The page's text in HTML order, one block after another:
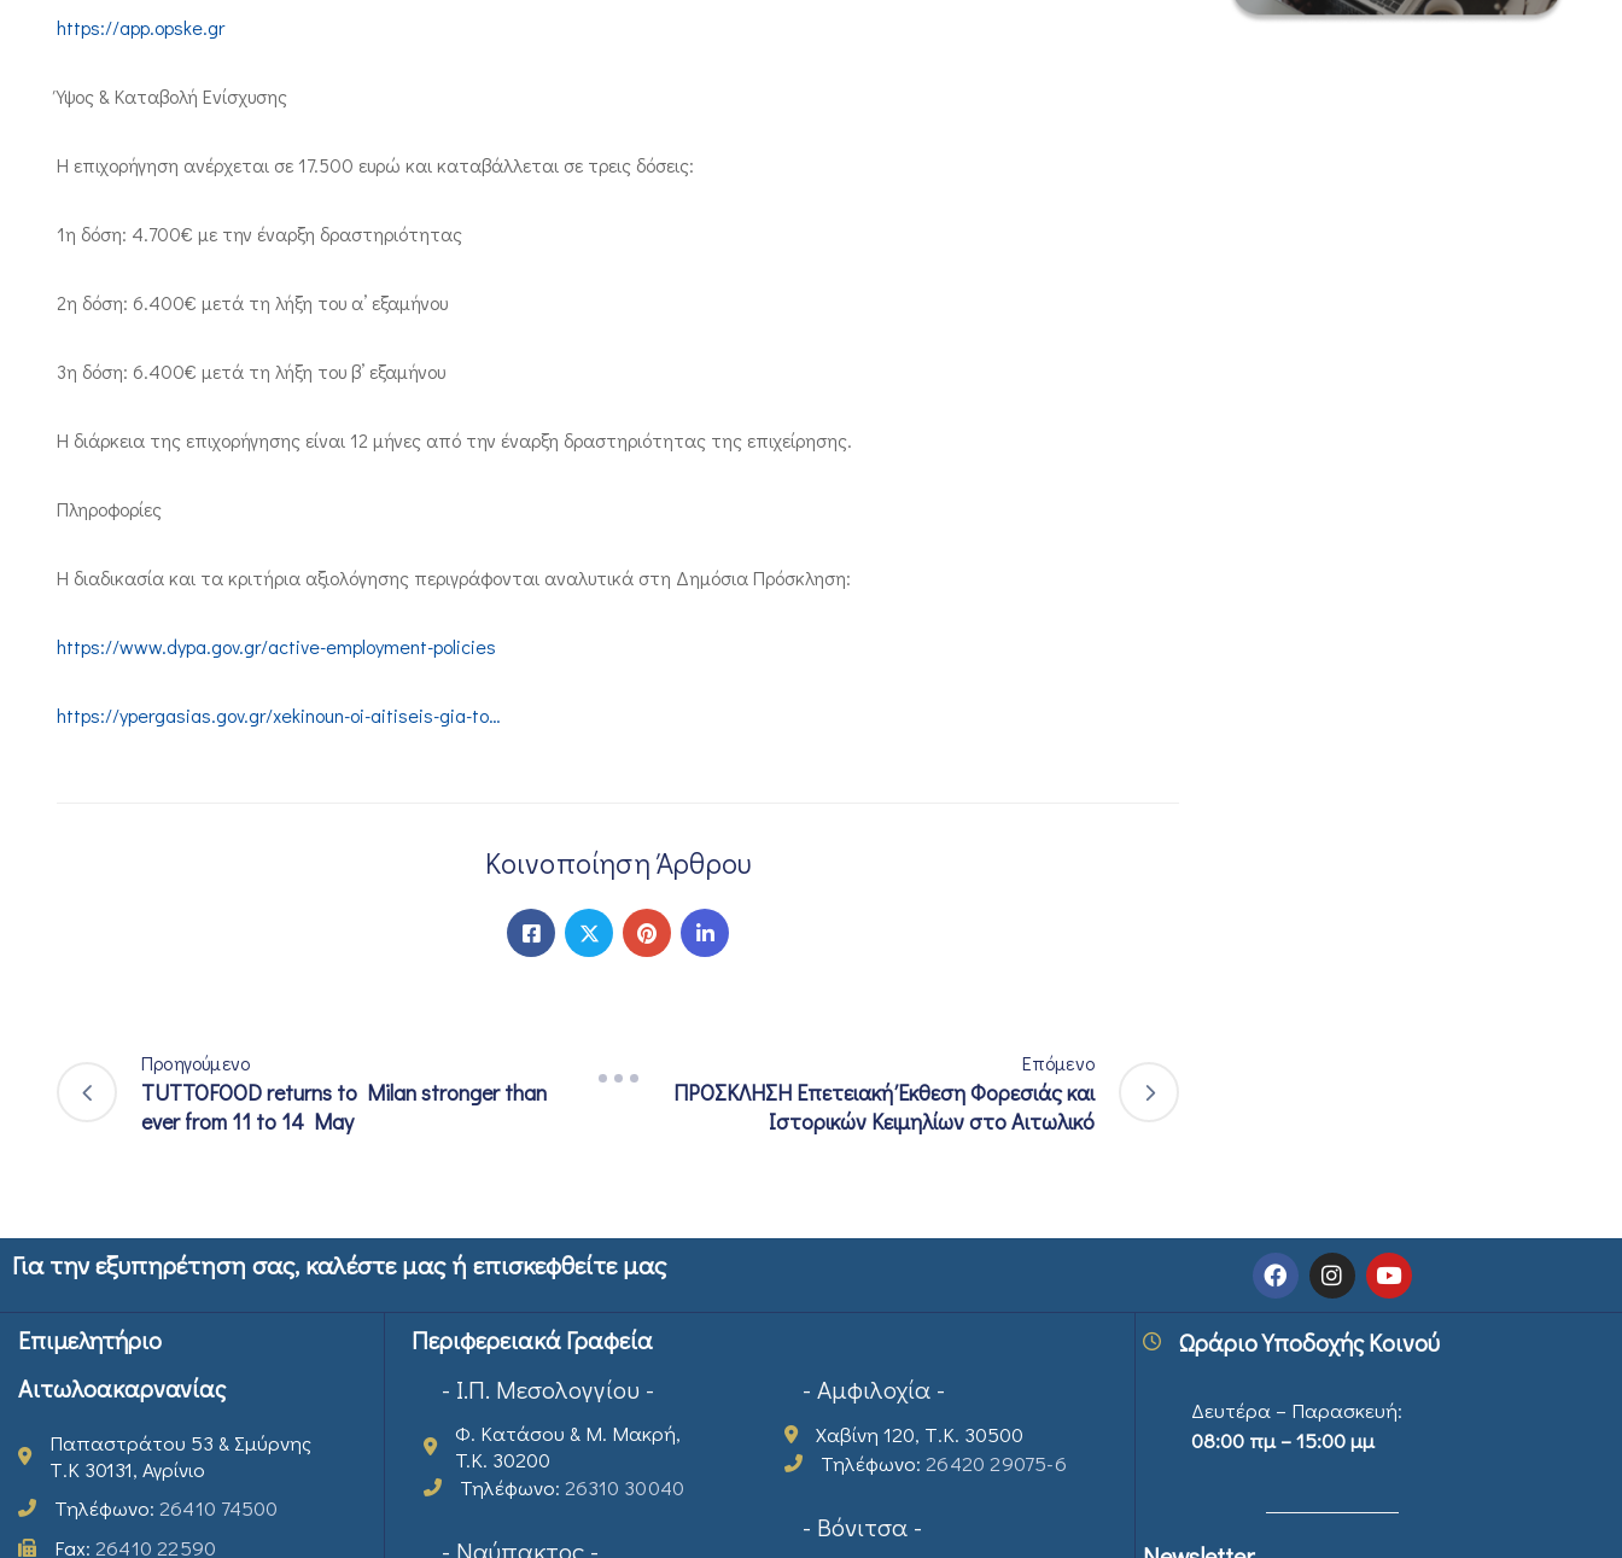
https://app.opske.gr
Ύψος & Καταβολή Ενίσχυσης
Η επιχορήγηση ανέρχεται σε 17.500 ευρώ και καταβάλλεται σε τρεις δόσεις:
1η δόση: 4.700€ με την έναρξη δραστηριότητας
2η δόση: 6.400€ μετά τη λήξη του α’ εξαμήνου
3η δόση: 6.400€ μετά τη λήξη του β’ εξαμήνου
Η διάρκεια της επιχορήγησης είναι 12 μήνες από την έναρξη δραστηριότητας της επιχείρησης.
Πληροφορίες
Η διαδικασία και τα κριτήρια αξιολόγησης περιγράφονται αναλυτικά στη Δημόσια Πρόσκληση:
https://www.dypa.gov.gr/active-employment-policies
https://ypergasias.gov.gr/xekinoun-oi-aitiseis-gia-to…
Κοινοποίηση Άρθρου
Προηγούμενο
TUTTOFOOD returns to Milan stronger than
ever from 11 to 14 May
Επόμενο
ΠΡΟΣΚΛΗΣΗ Επετειακή Έκθεση Φορεσιάς και
Ιστορικών Κειμηλίων στο Αιτωλικό
Για την εξυπηρέτηση σας, καλέστε μας ή επισκεφθείτε μας
Επιμελητήριο
Αιτωλοακαρνανίας
Παπαστράτου 53 & Σμύρνης
Τ.Κ 30131, Αγρίνιο
Τηλέφωνο: 26410 74500
Fax: 26410 22590
Περιφερειακά Γραφεία
- Ι.Π. Μεσολογγίου -
Φ. Κατάσου & Μ. Μακρή,
T.K. 30200
Τηλέφωνο: 26310 30040
- Ναύπακτος -
- Αμφιλοχία -
Χαβίνη 120, Τ.Κ. 30500
Τηλέφωνο:26420 29075-6
- Βόνιτσα -
Ωράριο Υποδοχής Κοινού
Δευτέρα – Παρασκευή:
08:00 πμ – 15:00 μμ